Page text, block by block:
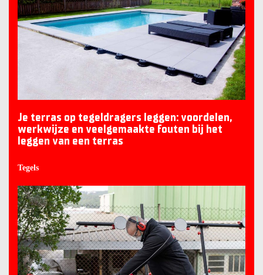
Je terras op tegeldragers leggen: voordelen,
werkwijze en veelgemaakte fouten bij het
leggen van een terras
Tegels